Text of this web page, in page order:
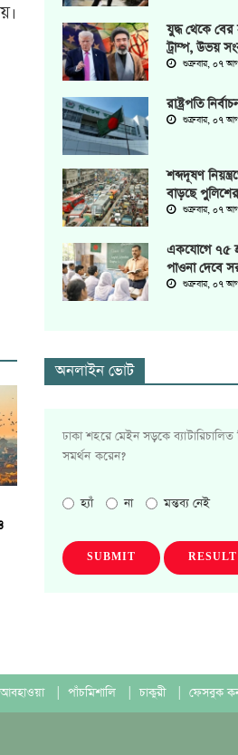
যুদ্ধ থেকে
ট্রাম্প, উভয়
শুক্রবার, ০৭
রাষ্ট্রপতি
শুক্রবার, ০৭
শব্দদূষণ
বাড়ছে
শুক্রবার, ০৭
একযোগে ৭৫
পাওনা দেবে
শুক্রবার, ০৭
অনলাইন ভোট
ঢাকা শহরে মেইন সড়কে
সমর্থন করেন?
হ্যাঁ না মন্তব্য নেই
SUBMIT RESULT
আবহাওয়া পাঁচমিশালি চাকুরী ফেসবুক